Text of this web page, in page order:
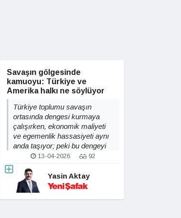
Savaşın gölgesinde
kamuoyu: Türkiye ve
Amerika halkı ne söylüyor
Türkiye toplumu savaşın
ortasında dengesi kurmaya
çalışırken, ekonomik maliyeti
ve egemenlik hassasiyeti aynı
anda taşıyor; peki bu dengeyi
giderek katı hale gelen koşullar
13-04-2026 92
Yasin Aktay